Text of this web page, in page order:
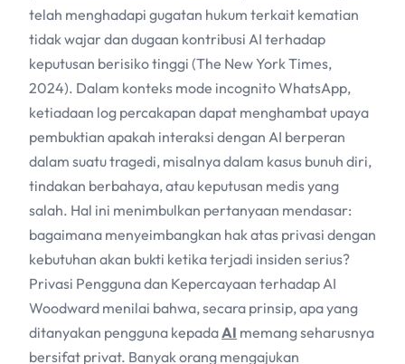
telah menghadapi gugatan hukum terkait kematian
tidak wajar dan dugaan kontribusi AI terhadap
keputusan berisiko tinggi (The New York Times,
2024). Dalam konteks mode incognito WhatsApp,
ketiadaan log percakapan dapat menghambat upaya
pembuktian apakah interaksi dengan AI berperan
dalam suatu tragedi, misalnya dalam kasus bunuh diri,
tindakan berbahaya, atau keputusan medis yang
salah. Hal ini menimbulkan pertanyaan mendasar:
bagaimana menyeimbangkan hak atas privasi dengan
kebutuhan akan bukti ketika terjadi insiden serius?
Privasi Pengguna dan Kepercayaan terhadapAI
Woodward menilai bahwa, secara prinsip, apa yang
ditanyakan pengguna kepadaAI memang seharusnya
bersifat privat. Banyak orang mengajukan